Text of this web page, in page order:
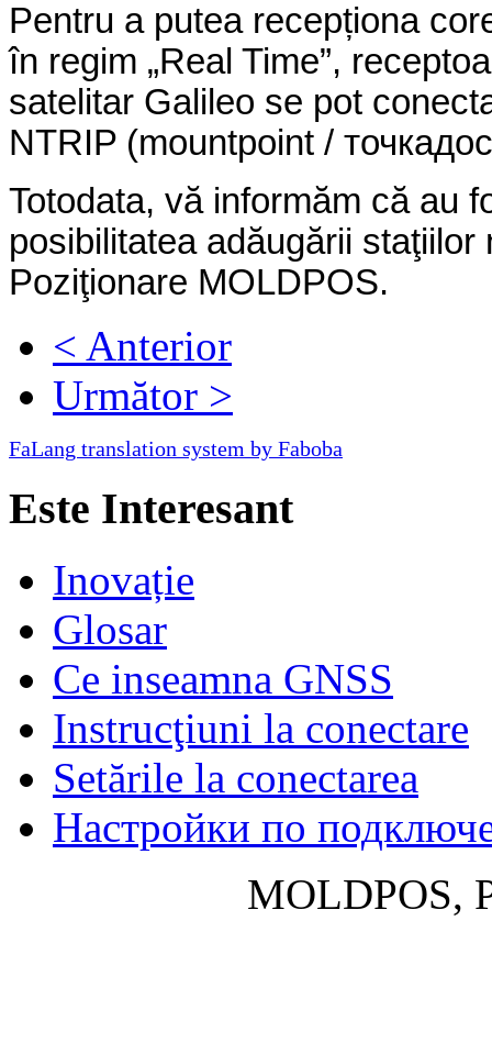
Pentru a putea recepționa
în regim „Real Time”,
satelitar Galileo se pot
NTRIP (mountpoint / точка
Totodata, vă informăm că au
posibilitatea adăugării
Poziţionare MOLDPOS.
< Anterior
Următor >
FaLang translation system by Faboba
Este Interesant
Inovație
Glosar
Ce inseamna GNSS
Instrucţiuni la conectare
Setările la conectarea
Настройки по
MOLDPOS,